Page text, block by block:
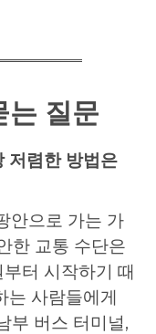
는 질문
저렴한 방법은
안으로 가는 가
한 교통 수단은
터 시작하기 때
는 사람들에게
부 버스 터미널,